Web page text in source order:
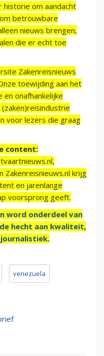
historie om aandacht
betrouwbare
nieuws brengen,
die er echt toe
Zakenreisnieuws
toewijding aan het
onafhankelijke
voor lezers die graag
content:
Zakenreisnieuws.nl krijg
en jarenlange
voorsprong geeft.
word onderdeel van
hecht aan kwaliteit,
venezuela